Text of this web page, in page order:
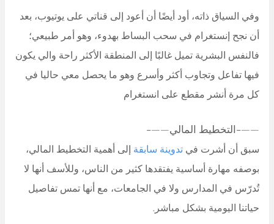
وفي السياق ذاته، أود أيضًا أن أعود إلى قناتي على يوتيوب، بعد
أن نجح إنستغرام في سحب البساط بهدوء، وهو أمر طبيعي؛
فالنفس البشرية تميل غالبًا إلى المنطقة الأكثر راحة والي يكون
فيها تفاعل وتجاوب أكثر وأسرع وهو ما يحصل معي حاليا في
كل مرة أنشر مقطع على انستغرام
——-التخطيط المالي——-
سبق أن أشرت في تدوينة سابقة إلى أهمية التخطيط المالي،
بوصفه مهارة أساسية يفتقدها كثير من الناس، وللأسف أنها لا
تُدرّس في المدارس ولا في الجامعات، مع أنها تمس تفاصيل
حياتنا اليومية بشكل مباشر.